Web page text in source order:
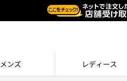
メンズ レディース